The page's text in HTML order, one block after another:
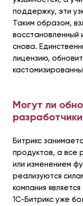
поддержку, эти
Таким образом,
восстановленный
снова.
лицензию,
Могут ли
Битрикс
продуктов, а все
или изменением
реализуются
компания
1С-Битрикс уже